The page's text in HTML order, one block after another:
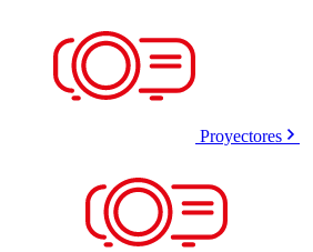
Proyectores